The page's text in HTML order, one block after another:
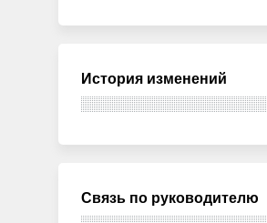
История изменений
Связь по руководителю